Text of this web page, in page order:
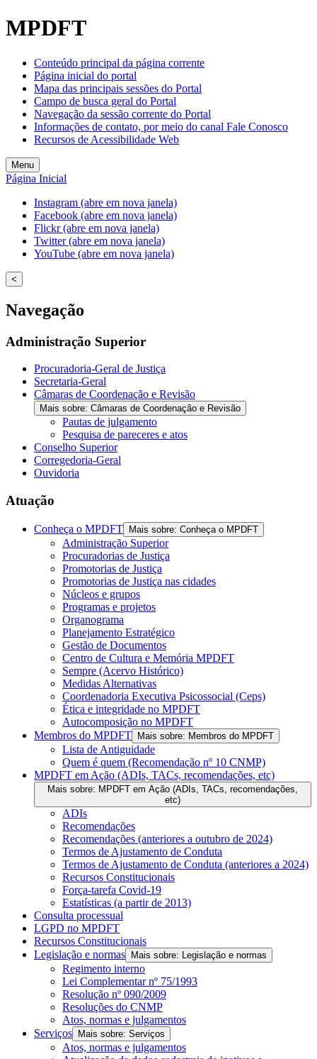
MPDFT
Conteúdo principal da página corrente
Página inicial do portal
Mapa das principais sessões do Portal
Campo de busca geral do Portal
Navegação da sessão corrente do Portal
Informações de contato, por meio do canal Fale Conosco
Recursos de Acessibilidade Web
Menu
Página Inicial
Instagram (abre em nova janela)
Facebook (abre em nova janela)
Flickr (abre em nova janela)
Twitter (abre em nova janela)
YouTube (abre em nova janela)
<
Navegação
Administração Superior
Procuradoria-Geral de Justiça
Secretaria-Geral
Câmaras de Coordenação e Revisão
Mais sobre: Câmaras de Coordenação e Revisão
Pautas de julgamento
Pesquisa de pareceres e atos
Conselho Superior
Corregedoria-Geral
Ouvidoria
Atuação
Conheça o MPDFT Mais sobre: Conheça o MPDFT
Administração Superior
Procuradorias de Justiça
Promotorias de Justiça
Promotorias de Justiça nas cidades
Núcleos e grupos
Programas e projetos
Organograma
Planejamento Estratégico
Gestão de Documentos
Centro de Cultura e Memória MPDFT
Sempre (Acervo Histórico)
Medidas Alternativas
Coordenadoria Executiva Psicossocial (Ceps)
Ética e integridade no MPDFT
Autocomposição no MPDFT
Membros do MPDFT
Mais sobre: Membros do MPDFT
Lista de Antiguidade
Quem é quem (Recomendação nº 10 CNMP)
MPDFT em Ação (ADIs, TACs, recomendações, etc)
Mais sobre: MPDFT em Ação (ADIs, TACs, recomendações,
etc)
ADIs
Recomendações
Recomendações (anteriores a outubro de 2024)
Termos de Ajustamento de Conduta
Termos de Ajustamento de Conduta (anteriores a 2024)
Recursos Constitucionais
Força-tarefa Covid-19
Estatísticas (a partir de 2013)
Consulta processual
LGPD no MPDFT
Recursos Constitucionais
Legislação e normas
Mais sobre: Legislação e normas
Regimento interno
Lei Complementar nº 75/1993
Resolução nº 090/2009
Resoluções do CNMP
Atos, normas e julgamentos
Serviços
Mais sobre: Serviços
Atos, normas e julgamentos